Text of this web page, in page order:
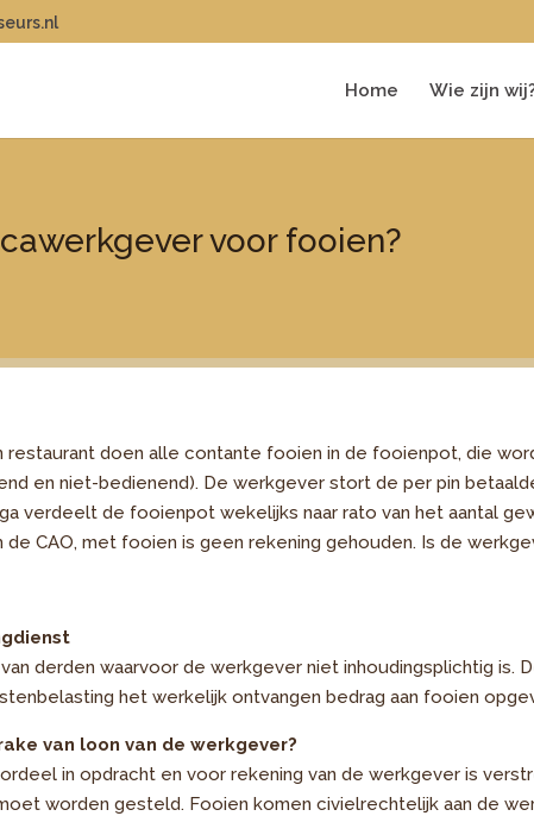
Home Wie zijn
voor fooien?
restaurant doen alle contante fooien in de fooienpot, die
en niet-bedienend). De werkgever stort de per pin
verdeelt de fooienpot wekelijks naar rato van het aantal
CAO, met fooien is geen rekening gehouden. Is de
derden waarvoor de werkgever niet inhoudingsplichtig is.
het werkelijk ontvangen bedrag aan fooien
van loon van de werkgever?
in opdracht en voor rekening van de werkgever is
worden gesteld. Fooien komen civielrechtelijk aan de